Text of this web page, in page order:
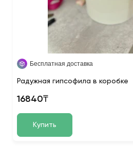
Бесплатная доставка
Радужная гипсофила в коробке
16840₸
Купить